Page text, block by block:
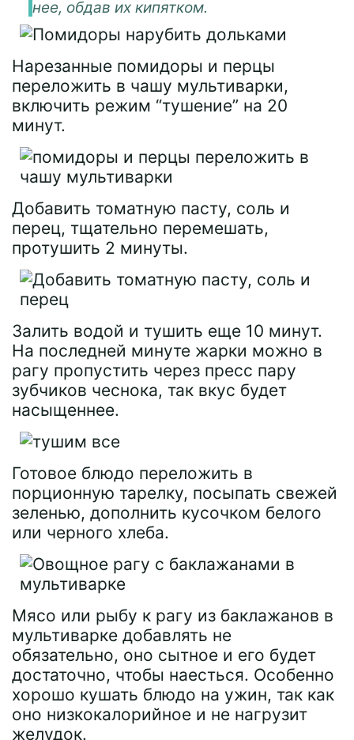
нее, обдав их кипятком.
Нарезанные помидоры и перцы
переложить в чашу мультиварки,
включить режим “тушение” на 20
минут.
Добавить томатную пасту, соль и
перец, тщательно перемешать,
протушить 2 минуты.
Залить водой и тушить еще 10 минут.
На последней минуте жарки можно в
рагу пропустить через пресс пару
зубчиков чеснока, так вкус будет
насыщеннее.
Готовое блюдо переложить в
порционную тарелку, посыпать свежей
зеленью, дополнить кусочком белого
или черного хлеба.
Мясо или рыбу к рагу из баклажанов в
мультиварке добавлять не
обязательно, оно сытное и его будет
достаточно, чтобы наесться. Особенно
хорошо кушать блюдо на ужин, так как
оно низкокалорийное и не нагрузит
желудок.